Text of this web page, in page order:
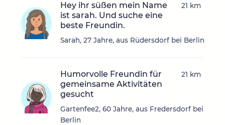
Hey ihr süßen mein Name
ist sarah. Und suche eine
beste Freundin.
Sarah, 27 Jahre, aus Rüdersdorf bei Berlin
21 km
Humorvolle Freundin für
gemeinsame Aktivitäten
gesucht
Gartenfee2, 60 Jahre, aus Fredersdorf bei
Berlin
21 km